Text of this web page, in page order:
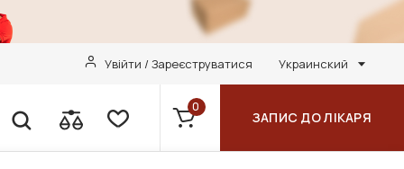
Увійти / Зареєструватися Украинский
0
ЗАПИС ДО ЛІКАРЯ